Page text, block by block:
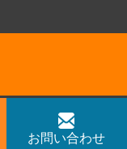
お問い合わせ